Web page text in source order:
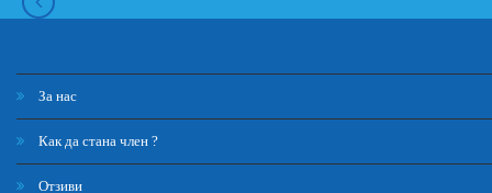
За нас
Как да стана член ?
Отзиви